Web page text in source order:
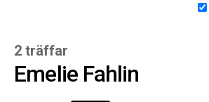
2 träffar
Emelie Fahlin